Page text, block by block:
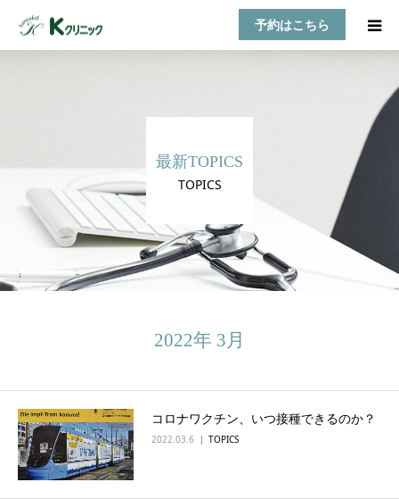
予約はこちら
最新TOPICS
TOPICS
2022年 3月
コロナワクチン、いつ接種できるのか？
2022.03.6 TOPICS
医師紹介
TOPICS
English